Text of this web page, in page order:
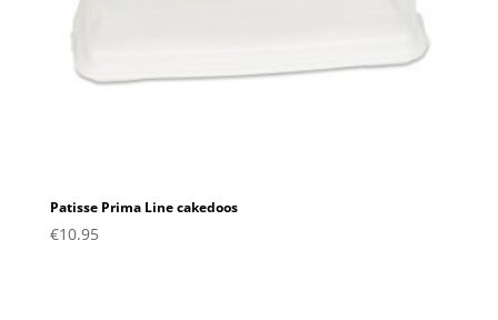
Patisse Prima Line cakedoos
€10.95